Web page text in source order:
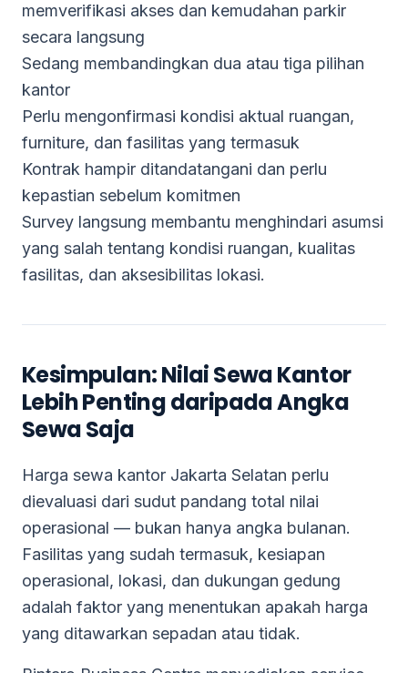
memverifikasi akses dan kemudahan parkir
secara langsung
Sedang membandingkan dua atau tiga pilihan
kantor
Perlu mengonfirmasi kondisi aktual ruangan,
furniture, dan fasilitas yang termasuk
Kontrak hampir ditandatangani dan perlu
kepastian sebelum komitmen
Survey langsung membantu menghindari asumsi
yang salah tentang kondisi ruangan, kualitas
fasilitas, dan aksesibilitas lokasi.
Kesimpulan: Nilai Sewa Kantor
Lebih Penting daripada Angka
Sewa Saja
Harga sewa kantor Jakarta Selatan perlu
dievaluasi dari sudut pandang total nilai
operasional — bukan hanya angka bulanan.
Fasilitas yang sudah termasuk, kesiapan
operasional, lokasi, dan dukungan gedung
adalah faktor yang menentukan apakah harga
yang ditawarkan sepadan atau tidak.